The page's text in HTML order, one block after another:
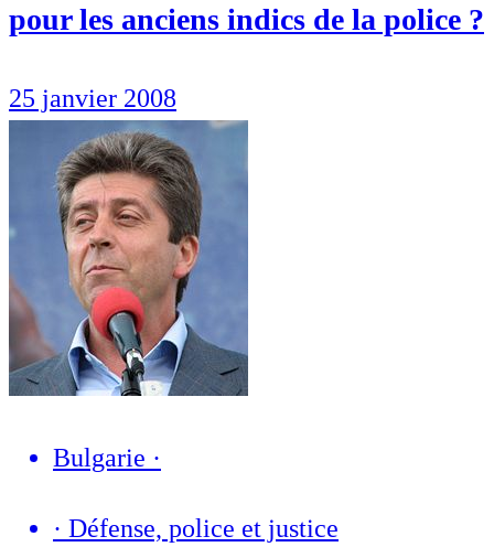
pour les anciens indics de la police ?
25 janvier 2008
Bulgarie ·
· Défense, police et justice